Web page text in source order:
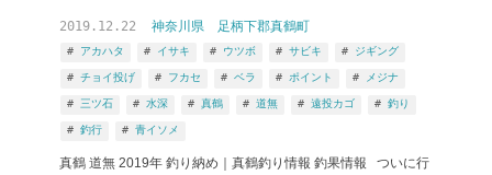
2019.12.22 神奈川県 足柄下郡真鶴町
アカハタ イサキ ウツボ サビキ ジギング
チョイ投げ フカセ ベラ ポイント メジナ
三ツ石 水深 真鶴 道無 遠投カゴ 釣り
釣行 青イソメ
真鶴 道無 2019年 釣り納め｜真鶴釣り情報 釣果情報 ついに行